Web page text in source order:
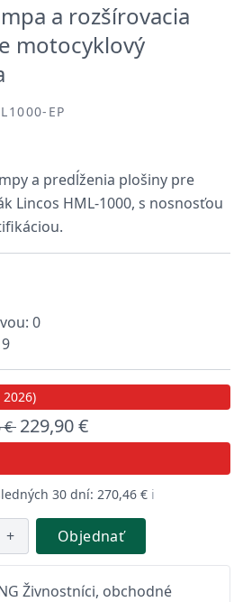
a rozšírovacia
motocyklový
EP
a predĺženia plošiny pre
Lincos HML-1000, s nosnosťou
0
€ 229,90 €
30 dní: 270,46 € ℹ️
+ Objednať
Živnostníci, obchodné